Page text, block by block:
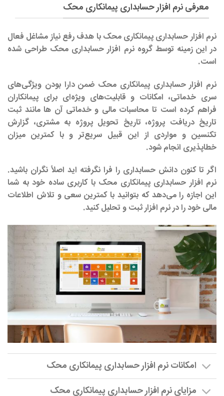
معرفی نرم افزار حسابداری پیمانکاری محک
نرم افزار حسابداری پیمانکاری محکبا هدف رفع نیاز مشاغل فعال
در این زمینه توسط گروه نرم افزار حسابداری محک طراحی شده
است.
نرم افزار حسابداری پیمانکاری محک ضمن دارا بودن ویژگی‌های
سری خدماتی، امکانات و قابلیت‌های ویژه‌ای برای پیمانکاران
فراهم کرده است تا محاسبات مالی و خدماتی آن ها مانند ثبت
تاریخ دریافت پروژه، تاریخ تحویل پروژه به مشتری، گزارش
تکنسین و مواردی از این قبیل سریع‌تر و با کمترین میزان
خطاپذیری انجام شود.
اگر تا کنون دانش حسابداری را فرا نگرفته اید اصلاً نگران باشید.
نرم افزار حسابداری پیمانکاری محک با کاربری ساده خود به شما
این اجازه را می‌دهد که بتوانید با کمترین سعی و تلاش اطلاعات
مالی خود را در نرم افزار ثبت و تحلیل کنید.
امکانات نرم افزار حسابداری پیمانکاری محک
مزایای نرم افزار حسابداری پیمانکاری محک